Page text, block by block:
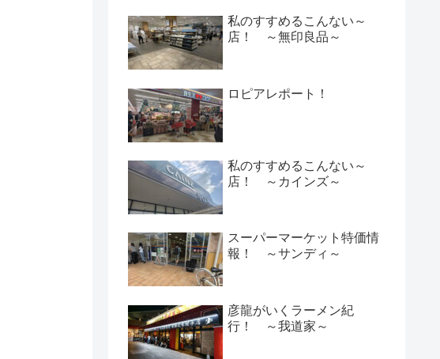
私のすすめるこんない～
店！ ～無印良品～
ロピアレポート！
私のすすめるこんない～
店！ ～カインズ～
スーパーマーケット特価情
報！ ～サンディ～
彦龍がいくラーメン紀
行！ ～我道家～